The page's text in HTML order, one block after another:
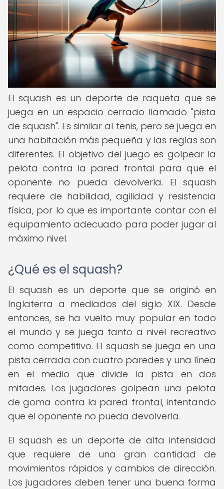
El squash es un deporte de raqueta que se
juega en un espacio cerrado llamado "pista
de squash". Es similar al tenis, pero se juega en
una habitación más pequeña y las reglas son
diferentes. El objetivo del juego es golpear la
pelota contra la pared frontal para que el
oponente no pueda devolverla. El squash
requiere de habilidad, agilidad y resistencia
física, por lo que es importante contar con el
equipamiento adecuado para poder jugar al
máximo nivel.
¿Qué es el squash?
El squash es un deporte que se originó en
Inglaterra a mediados del siglo XIX. Desde
entonces, se ha vuelto muy popular en todo
el mundo y se juega tanto a nivel recreativo
como competitivo. El squash se juega en una
pista cerrada con cuatro paredes y una línea
en el medio que divide la pista en dos
mitades. Los jugadores golpean una pelota
de goma contra la pared frontal, intentando
que el oponente no pueda devolverla.
El squash es un deporte de alta intensidad
que requiere de una gran cantidad de
movimientos rápidos y cambios de dirección.
Los jugadores deben tener una buena forma